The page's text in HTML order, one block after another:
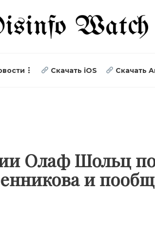
Скачать iOS Скачать
Олаф Шольц
и